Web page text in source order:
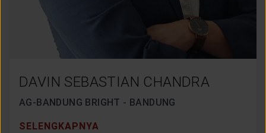
DAVIN SEBASTIAN CHANDRA
AG-BANDUNG BRIGHT - BANDUNG
SELENGKAPNYA